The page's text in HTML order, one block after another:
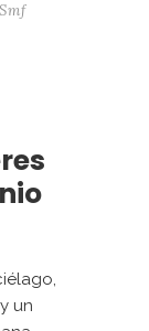
Smf
un